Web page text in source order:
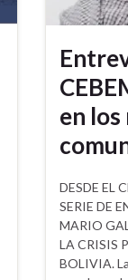
en los
DESDE EL
SERIE DE
MARIO
LA CRISIS
BOLIVIA.